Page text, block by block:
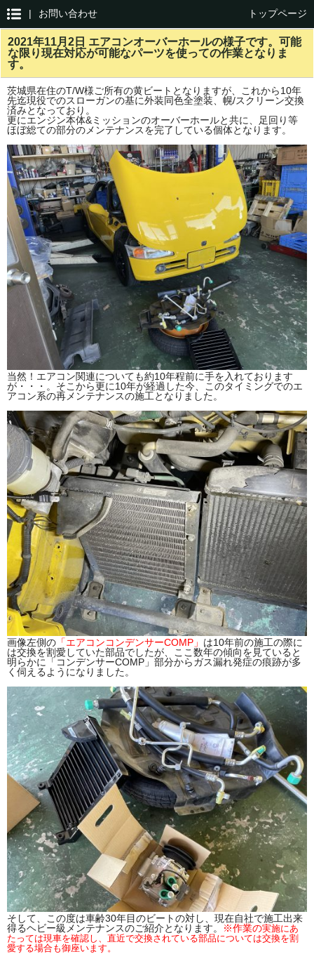
| お問い合わせ トップページ
2021年11月2日 エアコンオーバーホールの様子です。可能
な限り現在対応が可能なパーツを使っての作業となりま
す。
茨城県在住のT/W様ご所有の黄ビートとなりますが、これから10年
先迄現役でのスローガンの基に外装同色全塗装、幌/スクリーン交換
済みとなっており。
更にエンジン本体&ミッションのオーバーホールと共に、足回り等
ほぼ総ての部分のメンテナンスを完了している個体となります。
当然！エアコン関連についても約10年程前に手を入れております
が・・・。そこから更に10年が経過した今、このタイミングでのエ
アコン系の再メンテナンスの施工となりました。
画像左側の 「エアコンコンデンサーCOMP」 は10年前の施工の際に
は交換を割愛していた部品でしたが、ここ数年の傾向を見ていると
明らかに「コンデンサーCOMP」部分からガス漏れ発症の痕跡が多
く伺えるようになりました。
そして、この度は車齢30年目のビートの対し、現在自社で施工出来
得るヘビー級メンテナンスのご紹介となります。
※作業の実施にあ
たっては現車を確認し、直近で交換されている部品については交換を割
愛する場合も御座います。